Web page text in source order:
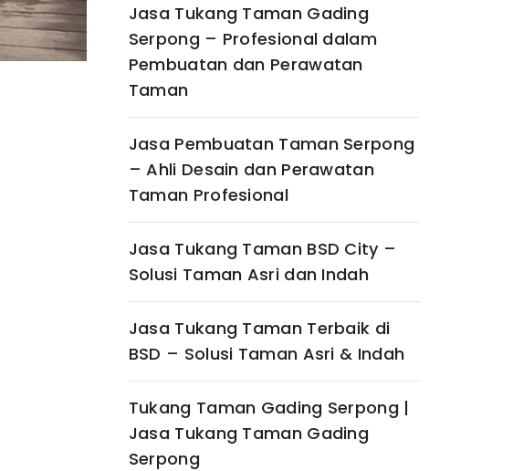
Jasa Tukang Taman Gading
Serpong – Profesional dalam
Pembuatan dan Perawatan
Taman
Jasa Pembuatan Taman Serpong
– Ahli Desain dan Perawatan
Taman Profesional
Jasa Tukang Taman BSD City –
Solusi Taman Asri dan Indah
Jasa Tukang Taman Terbaik di
BSD – Solusi Taman Asri & Indah
Tukang Taman Gading Serpong |
Jasa Tukang Taman Gading
Serpong